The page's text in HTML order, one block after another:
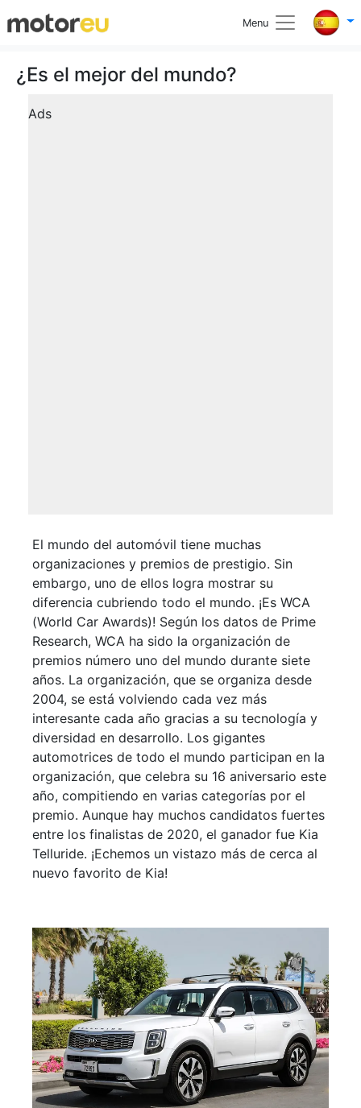
Menu
¿Es el mejor del mundo?
Ads
El mundo del automóvil tiene muchas
organizaciones y premios de prestigio. Sin
embargo, uno de ellos logra mostrar su
diferencia cubriendo todo el mundo. ¡Es WCA
(World Car Awards)! Según los datos de Prime
Research, WCA ha sido la organización de
premios número uno del mundo durante siete
años. La organización, que se organiza desde
2004, se está volviendo cada vez más
interesante cada año gracias a su tecnología y
diversidad en desarrollo. Los gigantes
automotrices de todo el mundo participan en la
organización, que celebra su 16 aniversario este
año, compitiendo en varias categorías por el
premio. Aunque hay muchos candidatos fuertes
entre los finalistas de 2020, el ganador fue Kia
Telluride. ¡Echemos un vistazo más de cerca al
nuevo favorito de Kia!